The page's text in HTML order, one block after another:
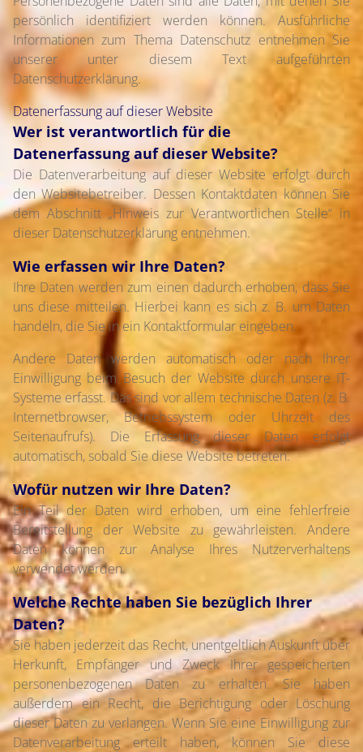
persönlich identifiziert werden können. Ausführliche
Informationen zum Thema Datenschutz entnehmen Sie
unserer unter diesem Text aufgeführten
Datenschutzerklärung.
Datenerfassung auf dieser Website
Wer ist verantwortlich für die
Datenerfassung auf dieser Website?
Die Datenverarbeitung auf dieser Website erfolgt durch
den Websitebetreiber. Dessen Kontaktdaten können Sie
dem Abschnitt „Hinweis zur Verantwortlichen Stelle“ in
dieser Datenschutzerklärung entnehmen.
Wie erfassen wir Ihre Daten?
Ihre Daten werden zum einen dadurch erhoben, dass Sie
uns diese mitteilen. Hierbei kann es sich z. B. um Daten
handeln, die Sie in ein Kontaktformular eingeben.
Andere Daten werden automatisch oder nach Ihrer
Einwilligung beim Besuch der Website durch unsere IT-
Systeme erfasst. Das sind vor allem technische Daten (z. B.
Internetbrowser, Betriebssystem oder Uhrzeit des
Seitenaufrufs). Die Erfassung dieser Daten erfolgt
automatisch, sobald Sie diese Website betreten.
Wofür nutzen wir Ihre Daten?
Ein Teil der Daten wird erhoben, um eine fehlerfreie
Bereitstellung der Website zu gewährleisten. Andere
Daten können zur Analyse Ihres Nutzerverhaltens
verwendet werden.
Welche Rechte haben Sie bezüglich Ihrer
Daten?
Sie haben jederzeit das Recht, unentgeltlich Auskunft über
Herkunft, Empfänger und Zweck Ihrer gespeicherten
personenbezogenen Daten zu erhalten. Sie haben
außerdem ein Recht, die Berichtigung oder Löschung
dieser Daten zu verlangen. Wenn Sie eine Einwilligung zur
Datenverarbeitung erteilt haben, können Sie diese